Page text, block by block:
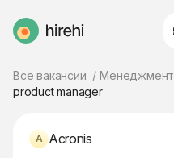
HireHi
Все вакансии Менеджмент
product manager
Acronis